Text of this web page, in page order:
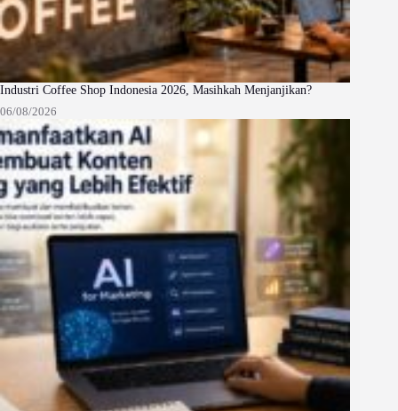
Industri Coffee Shop Indonesia 2026, Masihkah Menjanjikan?
06/08/2026